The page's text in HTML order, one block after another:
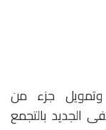
وتمويل جزء من
الجديد بالتجمع